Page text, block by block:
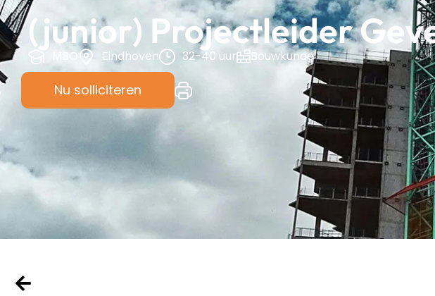
(junior) Projectleider
MBO Eindhoven 32-40 uur Bouwkunde
Nu solliciteren